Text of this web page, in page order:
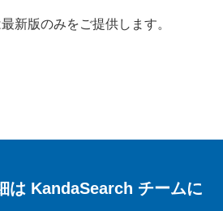
新版のみをご提供します。
は KandaSearch チームに